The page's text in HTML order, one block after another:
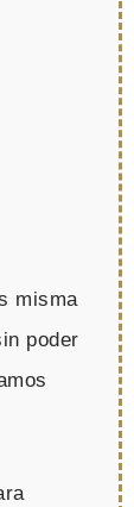
misma
poder